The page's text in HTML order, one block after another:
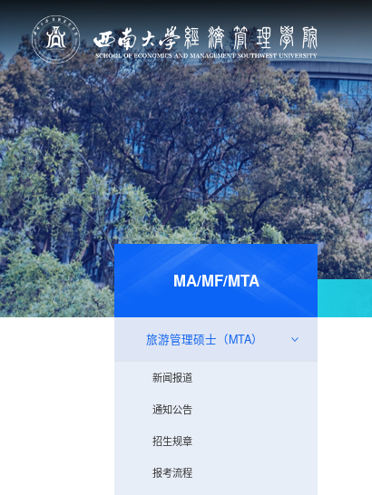
MA/MF/MTA
旅游管理硕士（MTA）
新闻报道
通知公告
招生规章
报考流程